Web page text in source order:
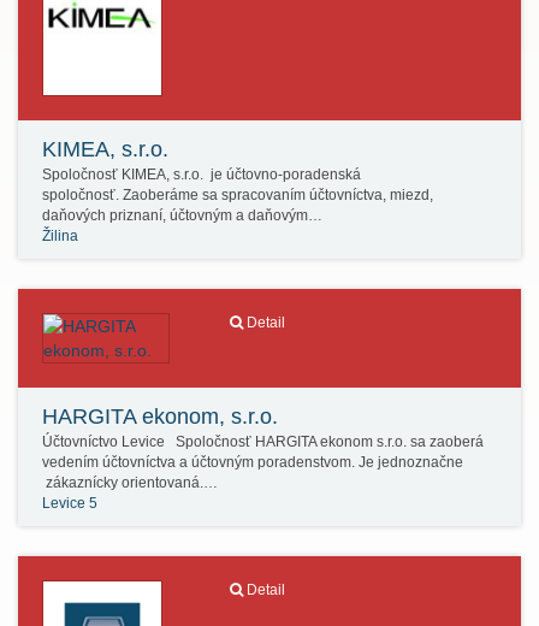
KIMEA, s.r.o.
Spoločnosť KIMEA, s.r.o. je účtovno-poradenská
spoločnosť. Zaoberáme sa spracovaním účtovníctva, miezd,
daňových priznaní, účtovným a daňovým…
Žilina
Detail
HARGITA ekonom, s.r.o.
Účtovníctvo Levice Spoločnosť HARGITA ekonom s.r.o. sa zaoberá
vedením účtovníctva a účtovným poradenstvom. Je jednoznačne
zákaznícky orientovaná.…
Levice 5
Detail